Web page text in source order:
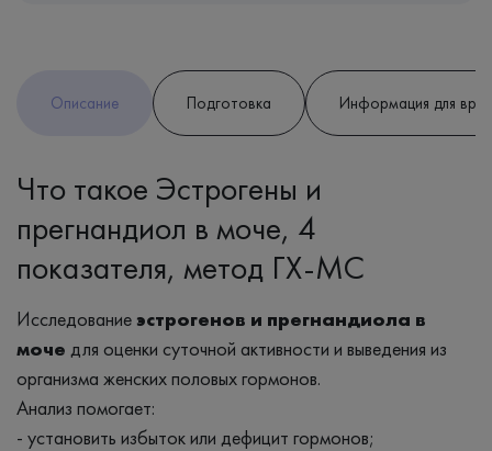
Описание Подготовка Информация для
Что такое Эстрогены и
прегнандиол в моче, 4
показателя, метод ГХ-МС
Исследование эстрогенов и прегнандиола в
моче для оценки суточной активности и выведения из
организма женских половых гормонов.
Анализ помогает:
- установить избыток или дефицит гормонов;